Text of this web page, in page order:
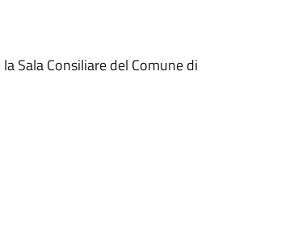
Sala Consiliare del Comune di